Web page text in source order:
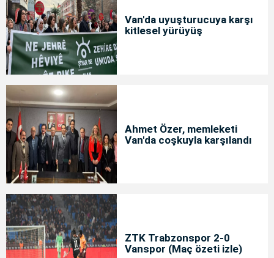
Van'da uyuşturucuya karşı
kitlesel yürüyüş
Ahmet Özer, memleketi
Van'da coşkuyla karşılandı
ZTK Trabzonspor 2-0
Vanspor (Maç özeti izle)